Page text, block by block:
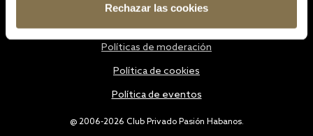
Rechazar las cookies
@ 2006-2026 Club Privado Pasión Habanos.
Políticas de moderación
Política de cookies
Política de eventos